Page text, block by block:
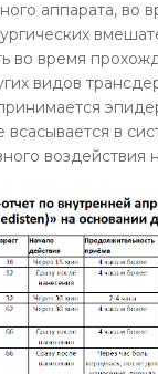
аппарата, во
во время
видов
в
воздействия